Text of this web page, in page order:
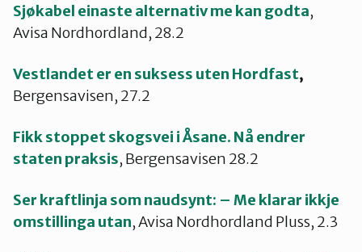
Sjøkabel einaste alternativ me kan godta,
Avisa Nordhordland, 28.2
Vestlandet er en suksess uten Hordfast,
Bergensavisen, 27.2
Fikk stoppet skogsvei i Åsane. Nå endrer
staten praksis, Bergensavisen 28.2
Ser kraftlinja som naudsynt: – Me klarar ikkje
omstillinga utan, Avisa Nordhordland Pluss, 2.3